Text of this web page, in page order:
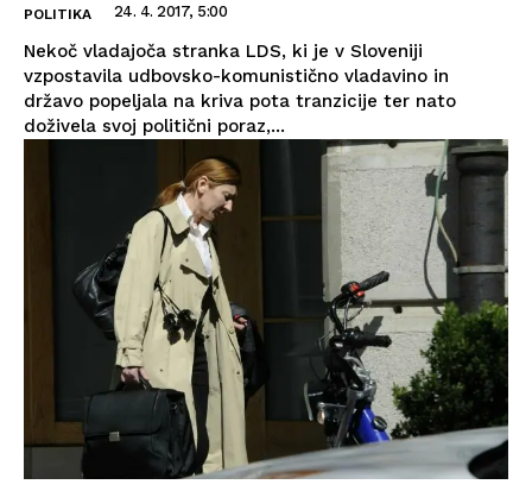
POLITIKA 24. 4. 2017, 5:00
Nekoč vladajoča stranka LDS, ki je v Sloveniji
vzpostavila udbovsko-komunistično vladavino in
državo popeljala na kriva pota tranzicije ter nato
doživela svoj politični poraz,...